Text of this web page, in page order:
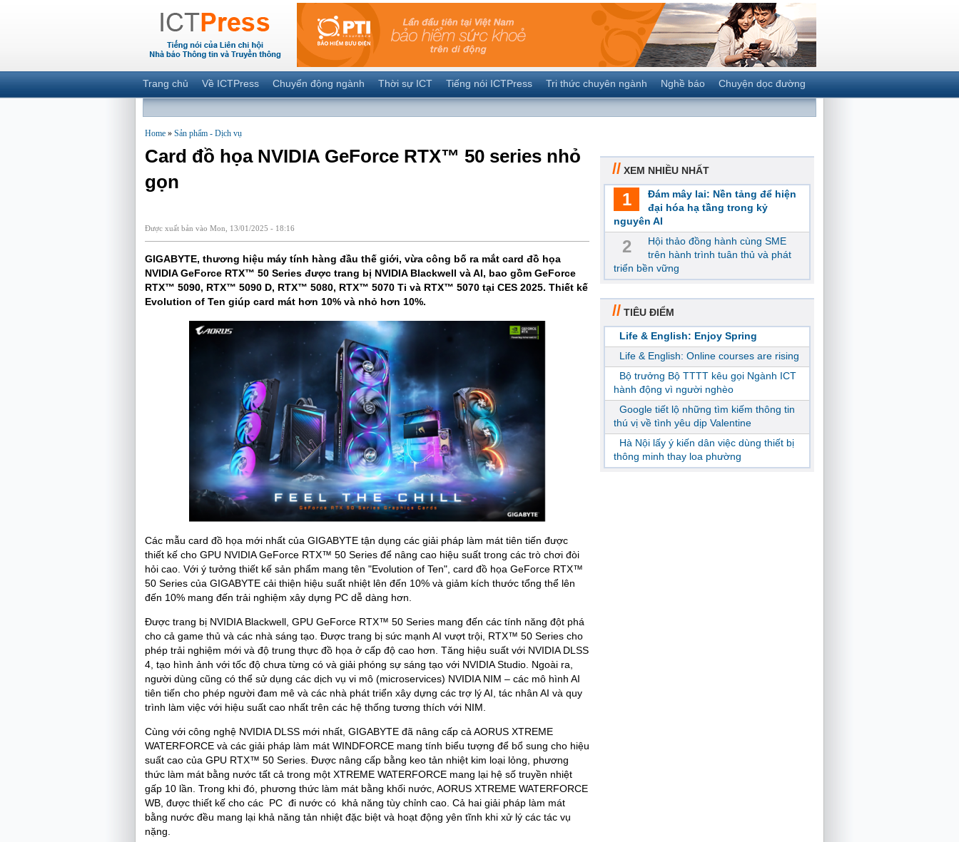
Trang chủ Về ICTPress Chuyển động ngành Thời sự ICT Tiếng nói ICTPress Tri thức chuyên ngành Nghề báo Chuyện dọc đường
Home » Sản phẩm - Dịch vụ
Card đồ họa NVIDIA GeForce RTX™ 50 series nhỏ
gọn
Được xuất bản vào Mon, 13/01/2025 - 18:16
GIGABYTE, thương hiệu máy tính hàng đầu thế giới, vừa công bố ra mắt card đồ họa
NVIDIA GeForce RTX™ 50 Series được trang bị NVIDIA Blackwell và AI, bao gồm GeForce
RTX™ 5090, RTX™ 5090 D, RTX™ 5080, RTX™ 5070 Ti và RTX™ 5070 tại CES 2025. Thiết kế
Evolution of Ten giúp card mát hơn 10% và nhỏ hơn 10%.
Các mẫu card đồ họa mới nhất của GIGABYTE tận dụng các giải pháp làm mát tiên tiến được
thiết kế cho GPU NVIDIA GeForce RTX™ 50 Series để nâng cao hiệu suất trong các trò chơi đòi
hỏi cao. Với ý tưởng thiết kế sản phẩm mang tên "Evolution of Ten", card đồ họa GeForce RTX™
50 Series của GIGABYTE cải thiện hiệu suất nhiệt lên đến 10% và giảm kích thước tổng thể lên
đến 10% mang đến trải nghiệm xây dựng PC dễ dàng hơn.
Được trang bị NVIDIA Blackwell, GPU GeForce RTX™ 50 Series mang đến các tính năng đột phá
cho cả game thủ và các nhà sáng tạo. Được trang bị sức mạnh AI vượt trội, RTX™ 50 Series cho
phép trải nghiệm mới và độ trung thực đồ họa ở cấp độ cao hơn. Tăng hiệu suất với NVIDIA DLSS
4, tạo hình ảnh với tốc độ chưa từng có và giải phóng sự sáng tạo với NVIDIA Studio. Ngoài ra,
người dùng cũng có thể sử dụng các dịch vụ vi mô (microservices) NVIDIA NIM – các mô hình AI
tiên tiến cho phép người đam mê và các nhà phát triển xây dựng các trợ lý AI, tác nhân AI và quy
trình làm việc với hiệu suất cao nhất trên các hệ thống tương thích với NIM.
Cùng với công nghệ NVIDIA DLSS mới nhất, GIGABYTE đã nâng cấp cả AORUS XTREME
WATERFORCE và các giải pháp làm mát WINDFORCE mang tính biểu tượng để bổ sung cho hiệu
suất cao của GPU RTX™ 50 Series. Được nâng cấp bằng keo tản nhiệt kim loại lỏng, phương
thức làm mát bằng nước tất cả trong một XTREME WATERFORCE mang lại hệ số truyền nhiệt
gấp 10 lần. Trong khi đó, phương thức làm mát bằng khối nước, AORUS XTREME WATERFORCE
WB, được thiết kế cho các PC đi nước có khả năng tùy chỉnh cao. Cả hai giải pháp làm mát
bằng nước đều mang lại khả năng tản nhiệt đặc biệt và hoạt động yên tĩnh khi xử lý các tác vụ
nặng.
// XEM NHIỀU NHẤT
1
Đám mây lai: Nền tảng để hiện
đại hóa hạ tầng trong kỷ
nguyên AI
2
Hội thảo đồng hành cùng SME
trên hành trình tuân thủ và phát
triển bền vững
// TIÊU ĐIỂM
Life & English: Enjoy Spring
Life & English: Online courses are rising
Bộ trưởng Bộ TTTT kêu gọi Ngành ICT
hành động vì người nghèo
Google tiết lộ những tìm kiếm thông tin
thú vị về tình yêu dịp Valentine
Hà Nội lấy ý kiến dân việc dùng thiết bị
thông minh thay loa phường